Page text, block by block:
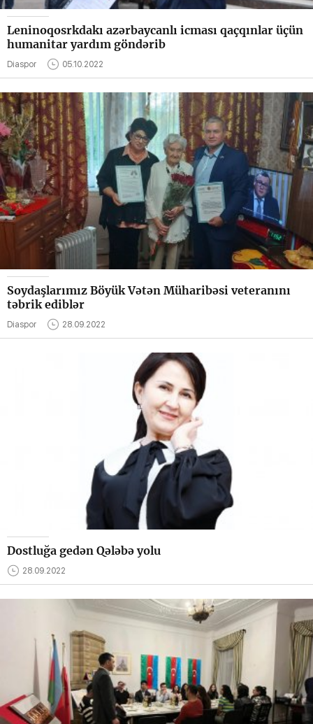
Leninoqosrkdakı azərbaycanlı icması qaçqınlar üçün
humanitar yardım göndərib
Diaspor 05.10.2022
Soydaşlarımız Böyük Vətən Müharibəsi veteranını
təbrik ediblər
Diaspor 28.09.2022
Dostluğa gedən Qələbə yolu
28.09.2022